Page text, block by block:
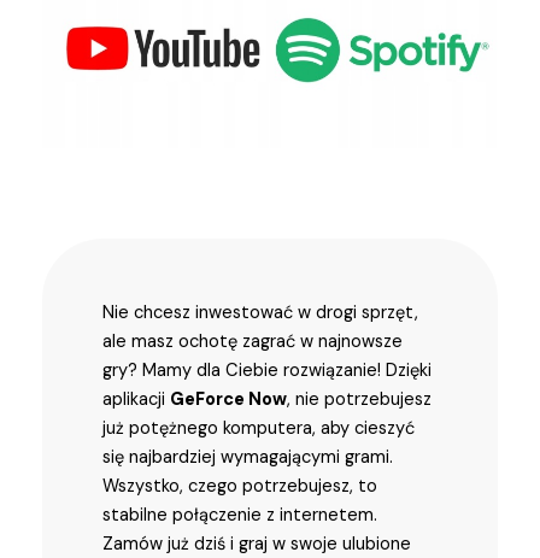
Nie chcesz inwestować w drogi sprzęt,
ale masz ochotę zagrać w najnowsze
gry? Mamy dla Ciebie rozwiązanie! Dzięki
aplikacji GeForce Now, nie potrzebujesz
już potężnego komputera, aby cieszyć
się najbardziej wymagającymi grami.
Wszystko, czego potrzebujesz, to
stabilne połączenie z internetem.
Zamów już dziś i graj w swoje ulubione